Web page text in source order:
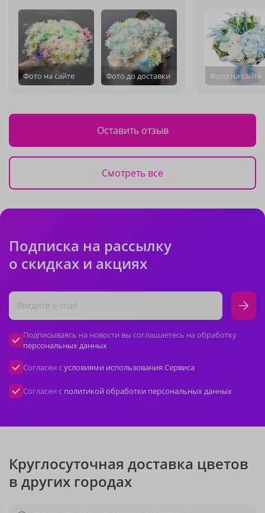
Фото на сайте Фото до доставки Фото на сайте
Оставить отзыв
Смотреть все
Подписка на рассылку
о скидках и акциях
Подписываясь на новости вы соглашаетесь на обработку
персональных данных
Согласен сусловиями использования Сервиса
Согласен с политикой обработки персональных данных
Круглосуточная доставка цветов
в других городах